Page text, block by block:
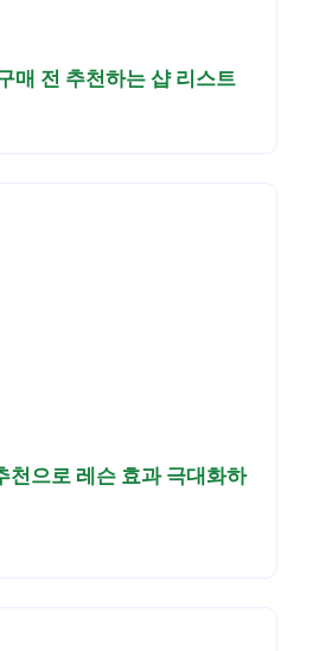
매 전 추천하는 샵 리스트
천으로 레슨 효과 극대화하